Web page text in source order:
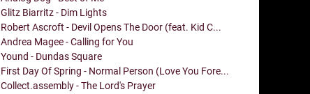
Glitz Biarritz - Dim Lights
Robert Ascroft - Devil Opens The Door (feat. Kid C...
Andrea Magee - Calling for You
Yound - Dundas Square
First Day Of Spring - Normal Person (Love You Fore...
Collect.assembly - The Lord's Prayer